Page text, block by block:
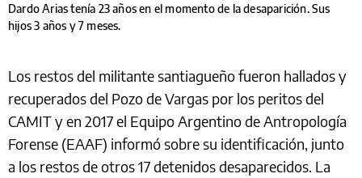
Dardo Arias tenía 23 años en el momento de la desaparición. Sus
hijos 3 años y 7 meses.
Los restos del militante santiagueño fueron hallados y
recuperados del Pozo de Vargas por los peritos del
CAMIT y en 2017 el Equipo Argentino de Antropología
Forense (EAAF) informó sobre su identificación, junto
a los restos de otros 17 detenidos desaparecidos. La